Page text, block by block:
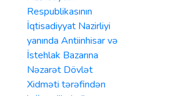
Respublikasının
İqtisadiyyat Nazirliyi
yanında Antiinhisar və
İstehlak Bazarına
Nəzarət Dövlət
Xidməti tərəfindən